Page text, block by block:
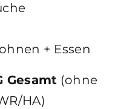
+ Essen
Gesamt (ohne
HA)